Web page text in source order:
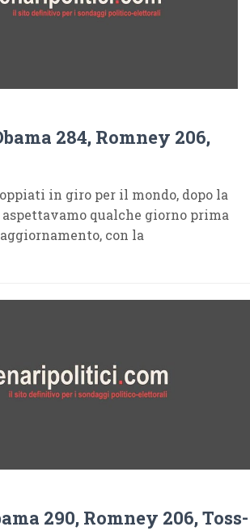
284, Romney 206,
in giro per il mondo, dopo la
aspettavamo qualche giorno prima
con la
290, Romney 206, Toss-